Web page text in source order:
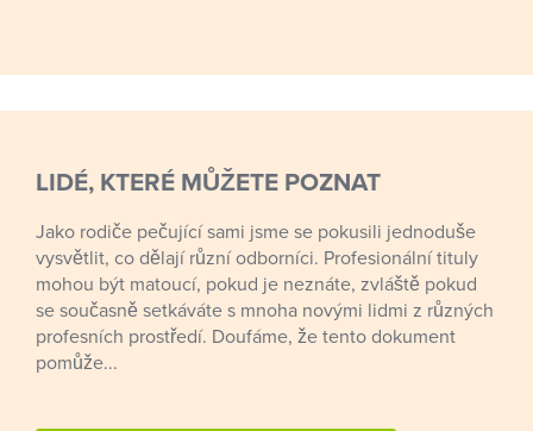
LIDÉ, KTERÉ MŮŽETE POZNAT
Jako rodiče pečující sami jsme se pokusili jednoduše
vysvětlit, co dělají různí odborníci. Profesionální tituly
mohou být matoucí, pokud je neznáte, zvláště pokud
se současně setkáváte s mnoha novými lidmi z různých
profesních prostředí. Doufáme, že tento dokument
pomůže...